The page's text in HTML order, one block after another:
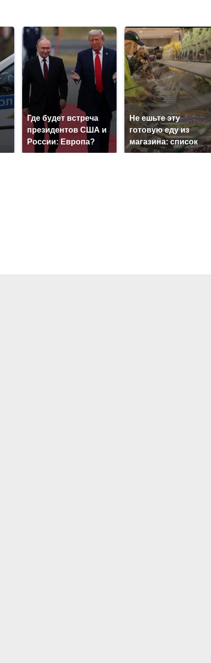
Где будет встреча
президентов США и
России: Европа?
Не ешьте эту
готовую еду из
магазина: список